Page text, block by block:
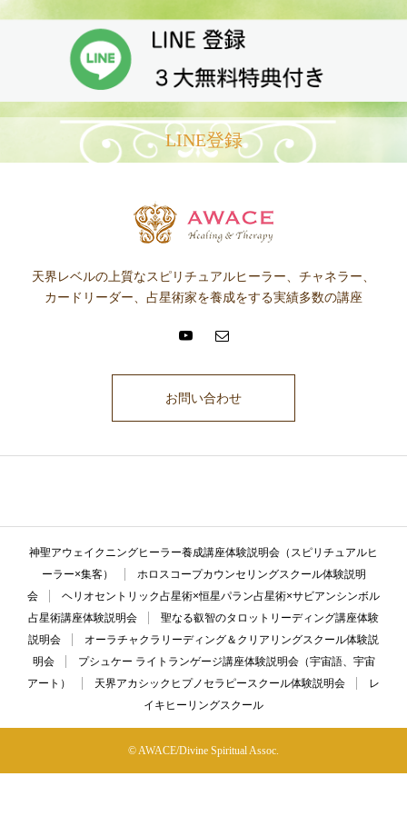
LINE登録
天界レベルの上質なスピリチュアルヒーラー、チャネラー、
カードリーダー、占星術家を養成をする実績多数の講座
お問い合わせ
神聖アウェイクニングヒーラー養成講座体験説明会（スピリチュアルヒ
ーラー×集客）
ホロスコープカウンセリングスクール体験説明
会
ヘリオセントリック占星術×恒星パラン占星術×サビアンシンボル
占星術講座体験説明会
聖なる叡智のタロットリーディング講座体験
説明会
オーラチャクラリーディング＆クリアリングスクール体験説
明会
プシュケー ライトランゲージ講座体験説明会（宇宙語、宇宙
アート）
天界アカシックヒプノセラピースクール体験説明会
レ
イキヒーリングスクール
© AWACE/Divine Spiritual Assoc.